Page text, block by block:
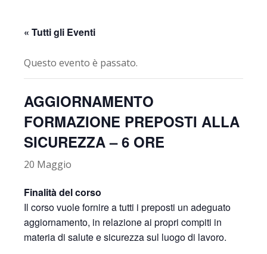
« Tutti gli Eventi
Questo evento è passato.
AGGIORNAMENTO
FORMAZIONE PREPOSTI ALLA
SICUREZZA – 6 ORE
20 Maggio
Finalità del corso
Il corso vuole fornire a tutti i preposti un adeguato
aggiornamento, in relazione ai propri compiti in
materia di salute e sicurezza sul luogo di lavoro.